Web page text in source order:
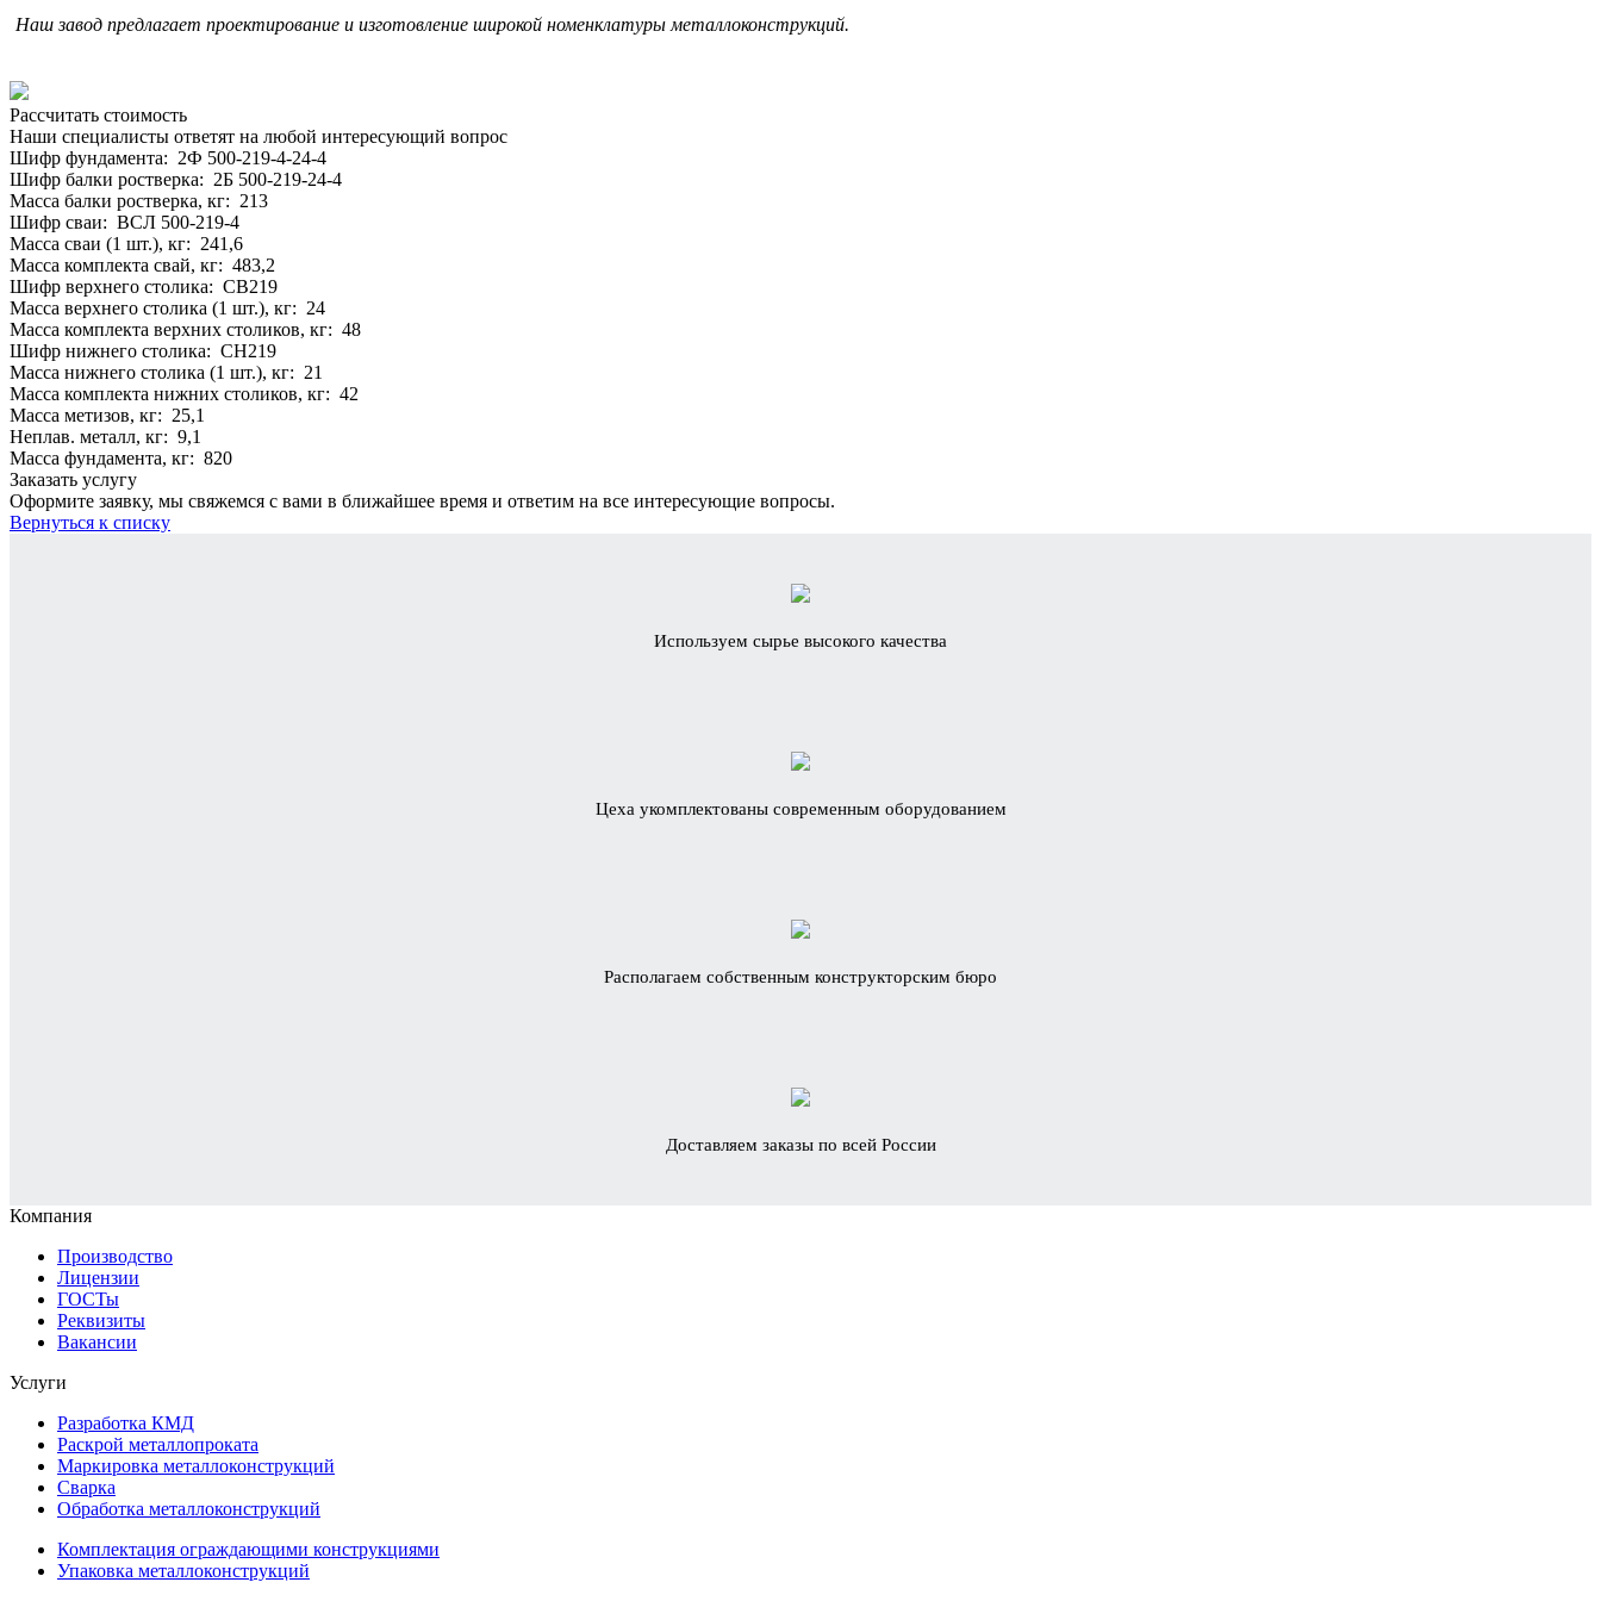
Наш завод предлагает проектирование и изготовление широкой номенклатуры металлоконструкций.
Рассчитать стоимость
Наши специалисты ответят на любой интересующий вопрос
Шифр фундамента: 2Ф 500-219-4-24-4
Шифр балки ростверка: 2Б 500-219-24-4
Масса балки ростверка, кг: 213
Шифр сваи: ВСЛ 500-219-4
Масса сваи (1 шт.), кг: 241,6
Масса комплекта свай, кг: 483,2
Шифр верхнего столика: СВ219
Масса верхнего столика (1 шт.), кг: 24
Масса комплекта верхних столиков, кг: 48
Шифр нижнего столика: СН219
Масса нижнего столика (1 шт.), кг: 21
Масса комплекта нижних столиков, кг: 42
Масса метизов, кг: 25,1
Неплав. металл, кг: 9,1
Масса фундамента, кг: 820
Заказать услугу
Оформите заявку, мы свяжемся с вами в ближайшее время и ответим на все интересующие вопросы.
Вернуться к списку
Используем сырье высокого качества
Цеха укомплектованы современным оборудованием
Располагаем собственным конструкторским бюро
Доставляем заказы по всей России
Компания
Производство
Лицензии
ГОСТы
Реквизиты
Вакансии
Услуги
Разработка КМД
Раскрой металлопроката
Маркировка металлоконструкций
Сварка
Обработка металлоконструкций
Комплектация ограждающими конструкциями
Упаковка металлоконструкций